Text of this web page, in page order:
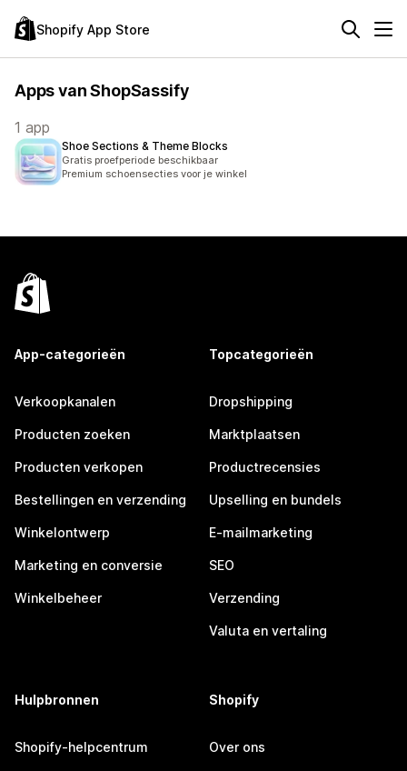
Shopify App Store
Apps van ShopSassify
1 app
Shoe Sections & Theme Blocks
Gratis proefperiode beschikbaar
Premium schoensecties voor je winkel
App-categorieën
Verkoopkanalen
Producten zoeken
Producten verkopen
Bestellingen en verzending
Winkelontwerp
Marketing en conversie
Winkelbeheer
Topcategorieën
Dropshipping
Marktplaatsen
Productrecensies
Upselling en bundels
E-mailmarketing
SEO
Verzending
Valuta en vertaling
Hulpbronnen
Shopify-helpcentrum
Shopify
Over ons